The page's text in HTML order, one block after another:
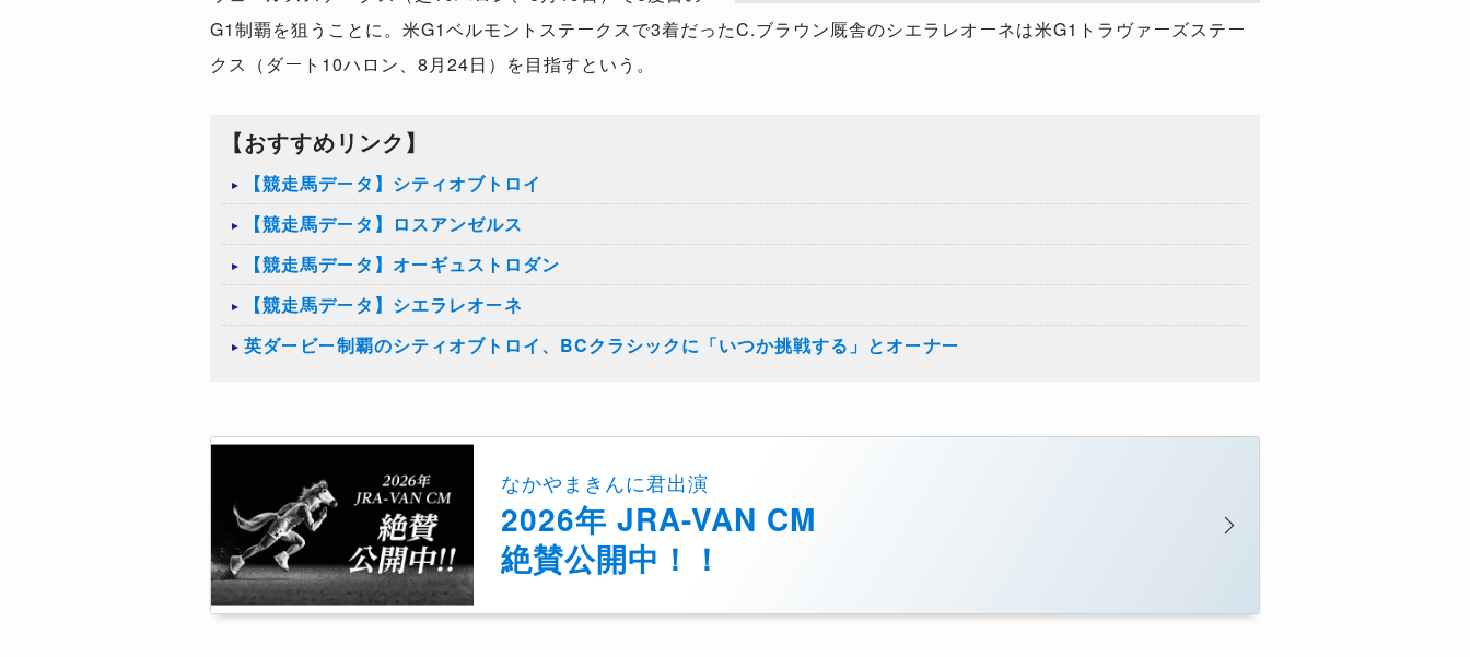
G1制覇を狙うことに。米G1ベルモントステークスで3着だったC.ブラウン厩舎のシエラレオーネは米G1トラヴァーズステー
クス（ダート10ハロン、8月24日）を目指すという。
【おすすめリンク】
【競走馬データ】シティオブトロイ
【競走馬データ】ロスアンゼルス
【競走馬データ】オーギュストロダン
【競走馬データ】シエラレオーネ
英ダービー制覇のシティオブトロイ、BCクラシックに「いつか挑戦する」とオーナー
なかやまきんに君出演
2026年 JRA-VAN CM
絶賛公開中！！